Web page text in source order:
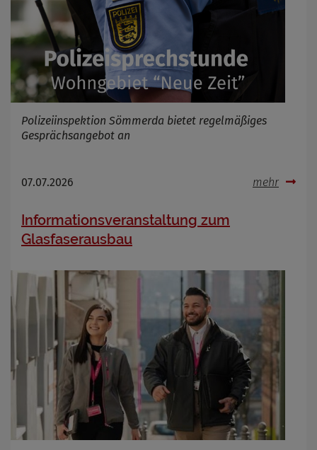
Polizeiinspektion Sömmerda bietet regelmäßiges
Gesprächsangebot an
07.07.2026 mehr
Informationsveranstaltung zum
Glasfaserausbau